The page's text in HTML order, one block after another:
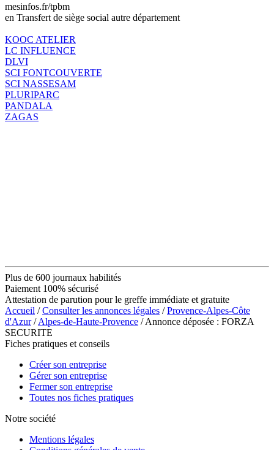
mesinfos.fr/tpbm
en Transfert de siège social autre département
KOOC ATELIER
LC INFLUENCE
DLVI
SCI FONTCOUVERTE
SCI NASSESAM
PLURIPARC
PANDALA
ZAGAS
Plus de 600 journaux habilités
Paiement 100% sécurisé
Attestation de parution pour le greffe immédiate et gratuite
Accueil /Consulter les annonces légales /Provence-Alpes-Côte
d'Azur/Alpes-de-Haute-Provence / Annonce déposée : FORZA
SECURITE
Fiches pratiques et conseils
Créer son entreprise
Gérer son entreprise
Fermer son entreprise
Toutes nos fiches pratiques
Notre société
Mentions légales